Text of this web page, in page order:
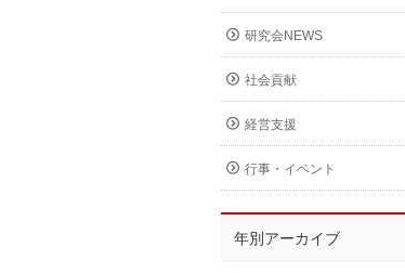
研究会NEWS
社会貢献
経営支援
行事・イベント
年別アーカイブ